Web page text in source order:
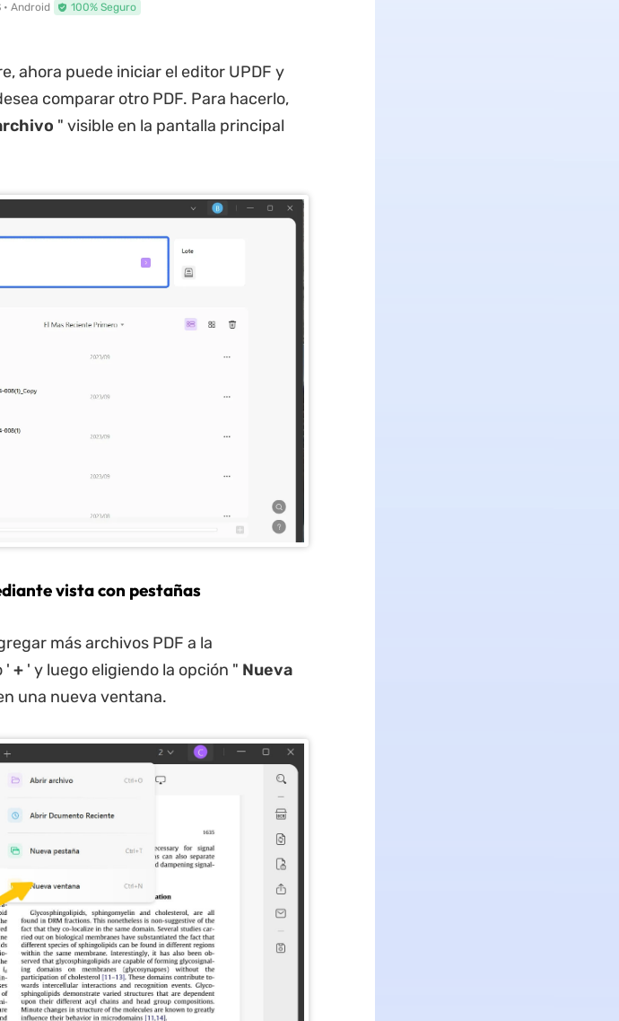
• Android 100% Seguro
ahora puede iniciar el editor UPDF y
comparar otro PDF. Para hacerlo,
" visible en la pantalla principal
vista con pestañas
más archivos PDF a la
' +' y luego eligiendo la opción " Nueva
una nueva ventana.